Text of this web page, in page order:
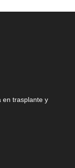
en trasplante y